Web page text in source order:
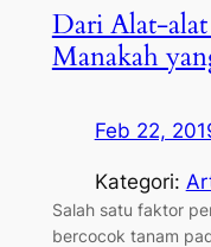
Dari Alat-
Manakah
Feb 22,
Kategori:
Salah satu faktor
bercocok tanam